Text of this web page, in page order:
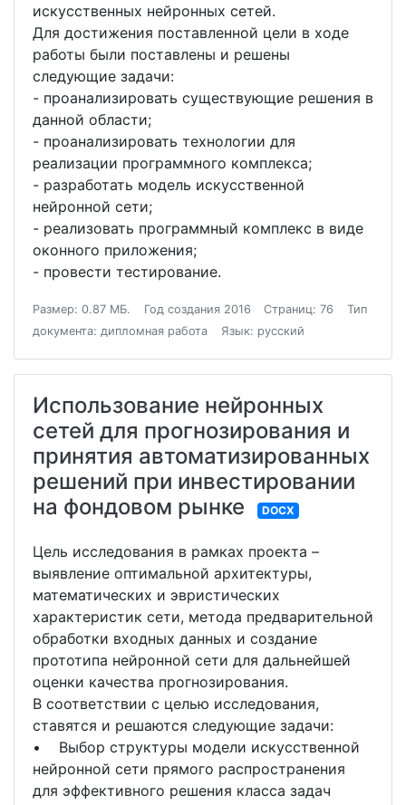
искусственных нейронных сетей.
Для достижения поставленной цели в ходе
работы были поставлены и решены
следующие задачи:
- проанализировать существующие решения в
данной области;
- проанализировать технологии для
реализации программного комплекса;
- разработать модель искусственной
нейронной сети;
- реализовать программный комплекс в виде
оконного приложения;
- провести тестирование.
Размер: 0.87 МБ. Год создания 2016 Страниц: 76
Тип
документа: дипломная работа
Язык: русский
Использование нейронных
сетей для прогнозирования и
принятия автоматизированных
решений при инвестировании
на фондовом рынке
DOCX
Цель исследования в рамках проекта –
выявление оптимальной архитектуры,
математических и эвристических
характеристик сети, метода предварительной
обработки входных данных и создание
прототипа нейронной сети для дальнейшей
оценки качества прогнозирования.
В соответствии с целью исследования,
ставятся и решаются следующие задачи:
• Выбор структуры модели искусственной
нейронной сети прямого распространения
для эффективного решения класса задач